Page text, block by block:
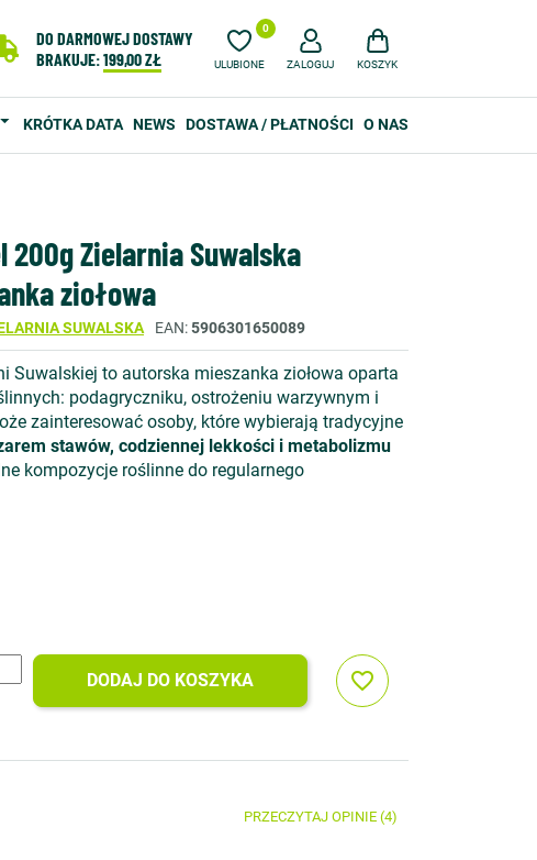
DO DARMOWEJ DOSTAWY
BRAKUJE:199,00 ZŁ ULUBIONE
0
ZALOGUJ KOSZYK
KRÓTKA DATA NEWS DOSTAWA / PŁATNOŚCI O NAS
200g Zielarnia Suwalska
ziołowa
SUWALSKA EAN 5906301650089
Suwalskiej to autorska mieszanka ziołowa oparta
podagryczniku, ostrożeniu warzywnym i
zainteresować osoby, które wybierają tradycyjne
stawów, codziennej lekkości i metabolizmu
kompozycje roślinne do regularnego
DODAJ DO KOSZYKA favorite_border
PRZECZYTAJ OPINIE (4)